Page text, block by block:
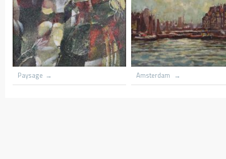
Village du congo Le hameau